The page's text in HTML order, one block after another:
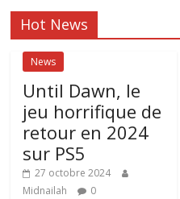
Hot News
News
Until Dawn, le
jeu horrifique de
retour en 2024
sur PS5
27 octobre 2024
Midnailah
0